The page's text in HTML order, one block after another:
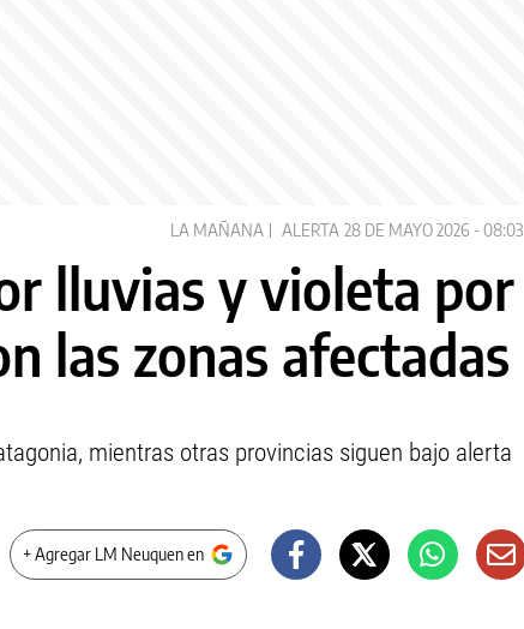
LA MAÑANA ALERTA 28 DE MAYO 2026 - 08:03
lluvias y violeta por
las zonas afectadas
mientras otras provincias siguen bajo alerta
+ Agregar LM Neuquen en